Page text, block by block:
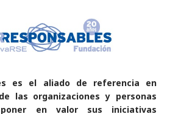
es el aliado de referencia en
las organizaciones y personas
en valor sus iniciativas